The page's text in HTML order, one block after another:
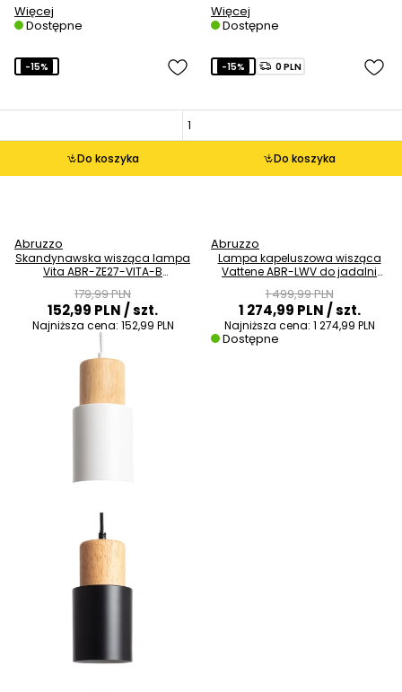
Więcej
Dostępne
Więcej
Dostępne
Do koszyka
-15%
Abruzzo
Skandynawska wisząca lampa
Vita ABR-ZE27-VITA-B
179,99 PLN
152,99 PLN/ szt.
Najniższa cena: 152,99 PLN
Do koszyka
-15% 0 PLN
Abruzzo
Lampa kapeluszowa wisząca
Vattene ABR-LWV do jadalni
1 499,99 PLN
1 274,99 PLN/ szt.
Najniższa cena: 1 274,99 PLN
Dostępne